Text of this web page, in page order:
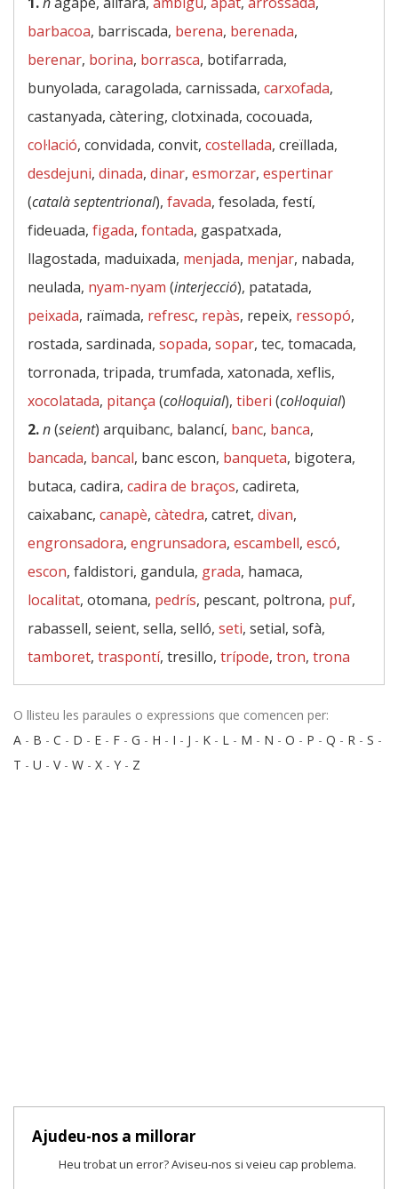
barbacoa, barriscada, berena, berenada,
berenar, borina, borrasca, botifarrada,
bunyolada, caragolada, carnissada, carxofada,
castanyada, càtering, clotxinada, cocouada,
col·lació, convidada, convit, costellada, creïllada,
desdejuni, dinada, dinar, esmorzar, espertinar
(català septentrional), favada, fesolada, festí,
fideuada, figada, fontada, gaspatxada,
llagostada, maduixada, menjada, menjar, nabada,
neulada, nyam-nyam (interjecció), patatada,
peixada, raïmada, refresc, repàs, repeix, ressopó,
rostada, sardinada, sopada, sopar, tec, tomacada,
torronada, tripada, trumfada, xatonada, xeflis,
xocolatada, pitança (col·loquial), tiberi (col·loquial)
2.n(seient) arquibanc, balancí, banc, banca,
bancada, bancal, banc escon, banqueta, bigotera,
butaca, cadira, cadira de braços, cadireta,
caixabanc, canapè, càtedra, catret, divan,
engronsadora, engrunsadora, escambell, escó,
escon, faldistori, gandula, grada, hamaca,
localitat, otomana, pedrís, pescant, poltrona, puf,
rabassell, seient, sella, selló, seti, setial, sofà,
tamboret, traspontí, tresillo, trípode, tron, trona
O llisteu les paraules o expressions que comencen per:
A - B - C - D - E - F - G - H - I - J - K - L - M - N - O - P - Q - R - S -
T - U - V- W - X - Y - Z
Ajudeu-nos a millorar
Heu trobat un error? Aviseu-nos si veieu cap problema.